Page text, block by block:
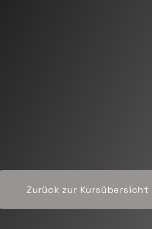
Zurück zur Kursübersicht